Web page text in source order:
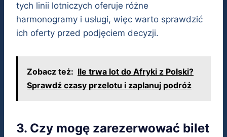
tych linii lotniczych oferuje różne
harmonogramy i usługi, więc warto sprawdzić
ich oferty przed podjęciem decyzji.
Zobacz też: Ile trwa lot do Afryki z Polski?
Sprawdź czasy przelotu i zaplanuj podróż
3. Czy mogę zarezerwować bilet